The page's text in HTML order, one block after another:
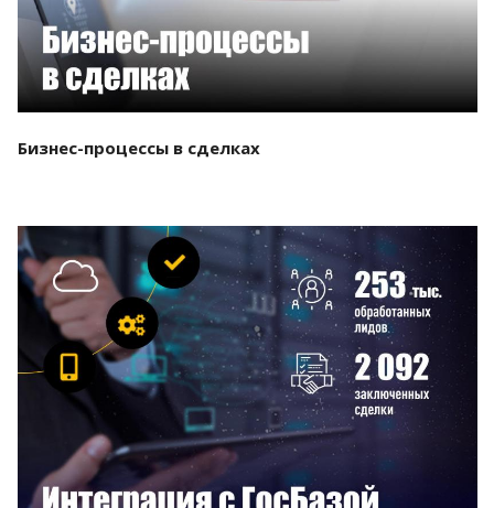
Бизнес-процессы в сделках
Смотреть проект